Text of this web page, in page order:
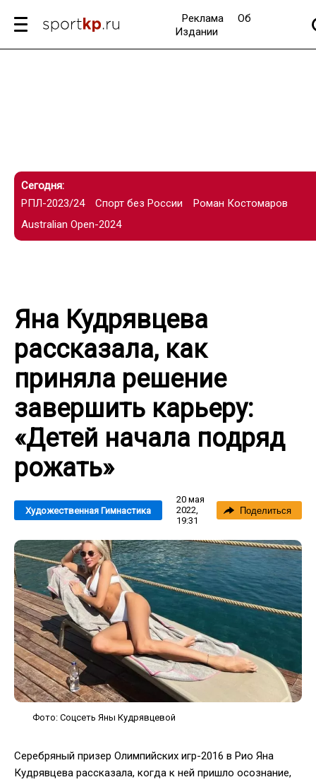
Реклама
Об
Издании
Сегодня:
РПЛ-2023/24
Спорт без России
Роман Костомаров
Australian Open-2024
Яна Кудрявцева
рассказала, как
приняла решение
завершить карьеру:
«Детей начала подряд
рожать»
Художественная Гимнастика
20 мая
2022,
19:31
Поделиться
Фото: Соцсеть Яны Кудрявцевой
Серебряный призер Олимпийских игр-2016 в Рио Яна
Кудрявцева рассказала, когда к ней пришло осознание,